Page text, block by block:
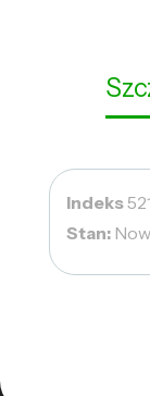
Indeks
Stan: